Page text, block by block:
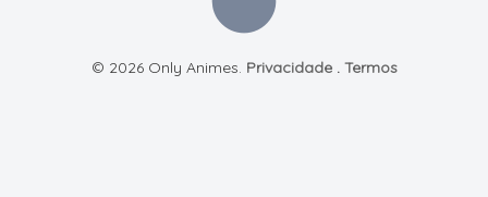
© 2026 Only Animes. Privacidade. Termos